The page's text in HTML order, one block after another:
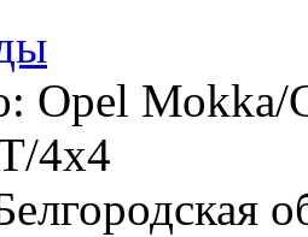
Opel Моkka/
4х4